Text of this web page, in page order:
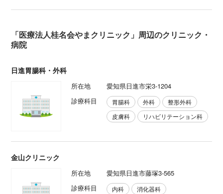
「医療法人桂名会やまクリニック」周辺のクリニック・
病院
日進胃腸科・外科
所在地
愛知県日進市栄3-1204
診療科目
胃腸科 外科
整形外科
皮膚科
リハビリテーション科
金山クリニック
所在地
愛知県日進市藤塚3-565
診療科目
内科
消化器科